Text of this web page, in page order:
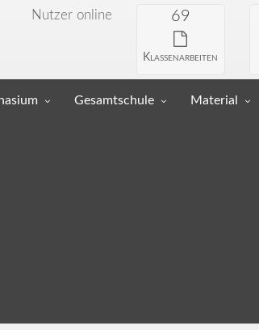
Nutzer online 69
Klassenarbeiten
Gesamtschule Material